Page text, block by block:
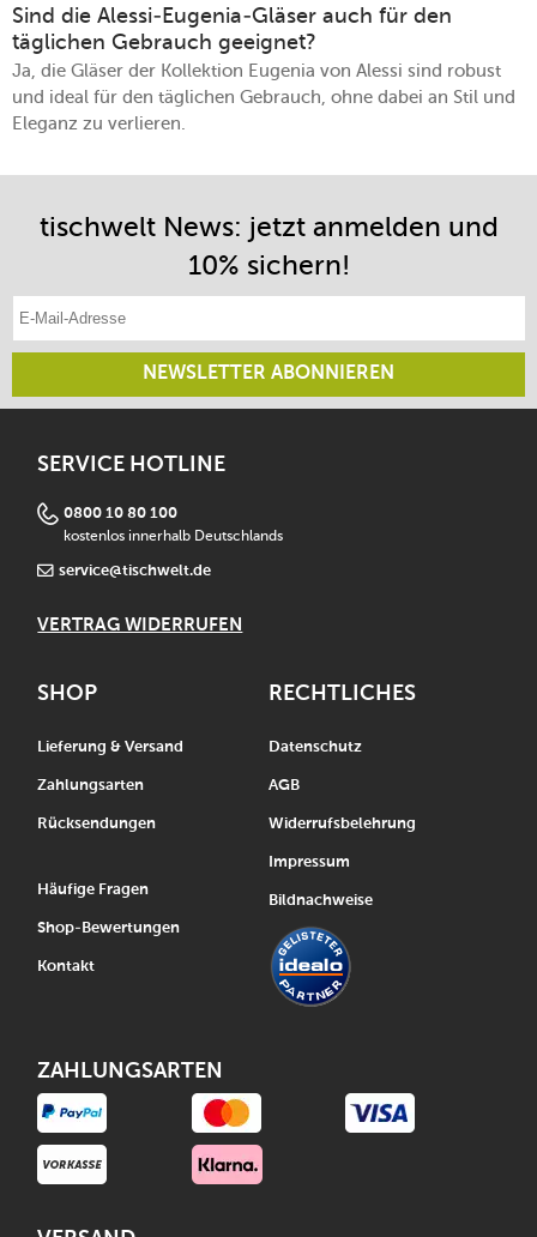
Sind die Alessi-Eugenia-Gläser auch für den
täglichen Gebrauch geeignet?
Ja, die Gläser der Kollektion Eugenia von Alessi sind robust
und ideal für den täglichen Gebrauch, ohne dabei an Stil und
Eleganz zu verlieren.
tischwelt News: jetzt anmelden und
10% sichern!
E-Mail-Adresse eintragen
NEWSLETTER ABONNIEREN
SERVICE HOTLINE
0800 10 80 100
kostenlos innerhalb Deutschlands
service@tischwelt.de
VERTRAG WIDERRUFEN
SHOP
Lieferung & Versand
Zahlungsarten
Rücksendungen
Häufige Fragen
Shop-Bewertungen
Kontakt
RECHTLICHES
Datenschutz
AGB
Widerrufsbelehrung
Impressum
Bildnachweise
ZAHLUNGSARTEN